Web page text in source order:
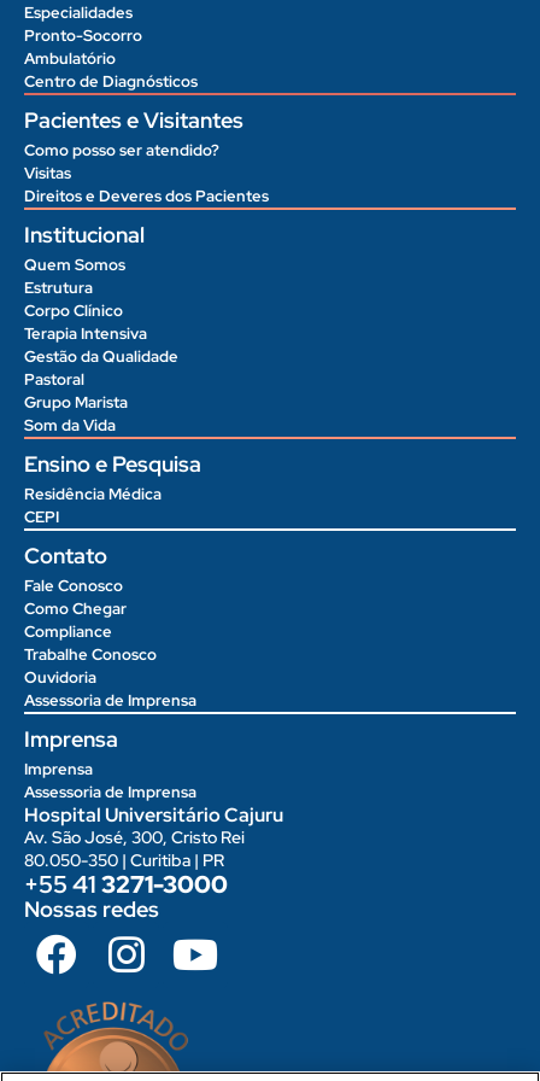
Especialidades
Pronto-Socorro
Ambulatório
Centro de Diagnósticos
Pacientes e Visitantes
Como posso ser atendido?
Visitas
Direitos e Deveres dos Pacientes
Institucional
Quem Somos
Estrutura
Corpo Clínico
Terapia Intensiva
Gestão da Qualidade
Pastoral
Grupo Marista
Som da Vida
Ensino e Pesquisa
Residência Médica
CEPI
Contato
Fale Conosco
Como Chegar
Compliance
Trabalhe Conosco
Ouvidoria
Assessoria de Imprensa
Imprensa
Imprensa
Assessoria de Imprensa
Hospital Universitário Cajuru
Av. São José, 300, Cristo Rei
80.050-350 | Curitiba | PR
+55 413271-3000
Nossas redes